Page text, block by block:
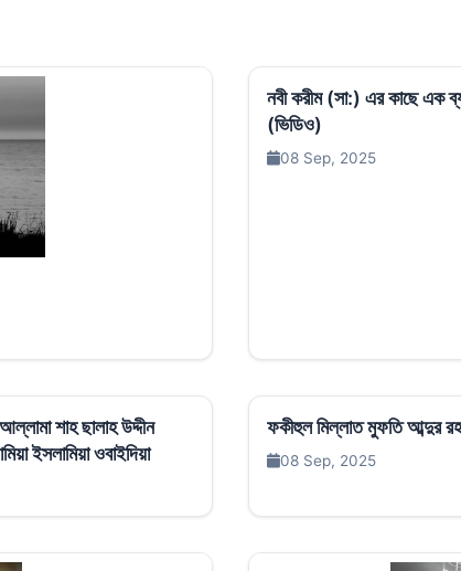
নবী করীম (সা:) এর কাছে এক
(ভিডিও)
08 Sep, 2025
শাহ ছালাহ উদ্দীন
ইসলামিয়া ওবাইদিয়া
ফকীহুল মিল্লাত মুফতি আব্দুর
08 Sep, 2025